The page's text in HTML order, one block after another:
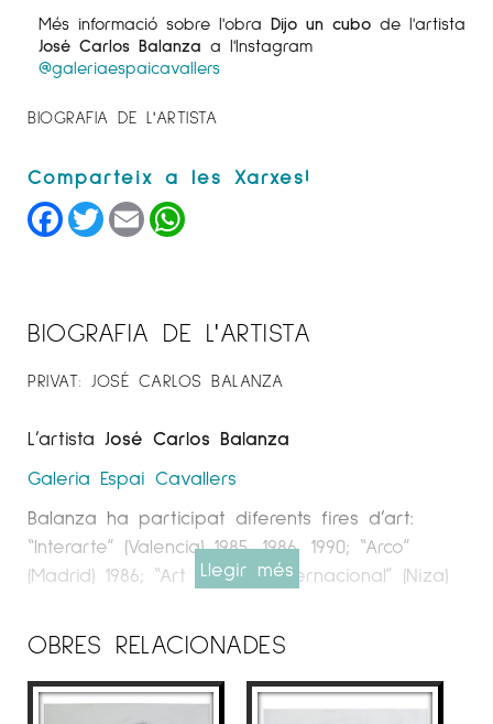
Més informació sobre l'obra Dijo un cubo de l'artista
José Carlos Balanza a l'Instagram
@galeriaespaicavallers
BIOGRAFIA DE L'ARTISTA
Facebook
TwitterEmail
BIOGRAFIA DE L'ARTISTA
PRIVAT: JOSÉ CARLOS BALANZA
L’artista José Carlos Balanza
Galeria Espai Cavallers
Balanza ha participat diferents fires d’art:
“Interarte” (Valencia) 1985, 1986, 1990; “Arco”
(Madrid) 1986; “Art Jonctión Internacional” (Niza)
“Art London” (Londres) 1989; “KunterRay”
(Ámsterdam) 1996; “Feria Internacional de Arte
de Colonia” (Alemania) 2001; “Arte Santander”
(Santander) 2007, 2016; “Art Madrid” (Madrid)
Llegir més
OBRES RELACIONADES